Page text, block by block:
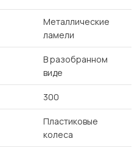
Металлические
ламели
В разобранном
виде
300
Пластиковые
колеса